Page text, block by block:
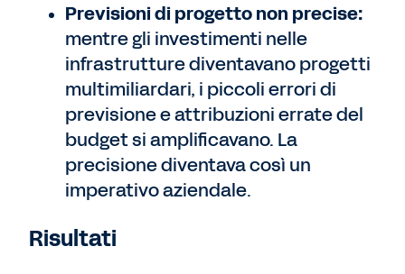
Previsioni di progetto non precise:
mentre gli investimenti nelle
infrastrutture diventavano progetti
multimiliardari, i piccoli errori di
previsione e attribuzioni errate del
budget si amplificavano. La
precisione diventava così un
imperativo aziendale.
Risultati